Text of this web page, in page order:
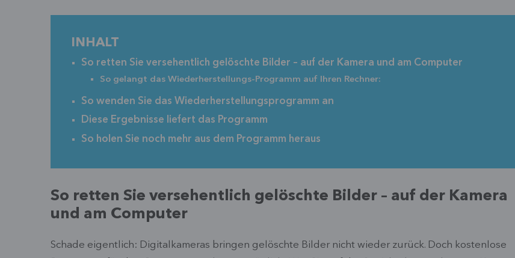
INHALT
So retten Sie versehentlich gelöschte Bilder – auf der Kamera und am Computer
So gelangt das Wiederherstellungs-Programm auf Ihren Rechner:
So wenden Sie das Wiederherstellungsprogramm an
Diese Ergebnisse liefert das Programm
So holen Sie noch mehr aus dem Programm heraus
So retten Sie versehentlich gelöschte Bilder – auf der Kamera
und am Computer
Schade eigentlich: Digitalkameras bringen gelöschte Bilder nicht wieder zurück. Doch kostenlose